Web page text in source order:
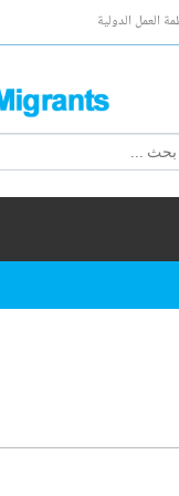
العمل الدولية